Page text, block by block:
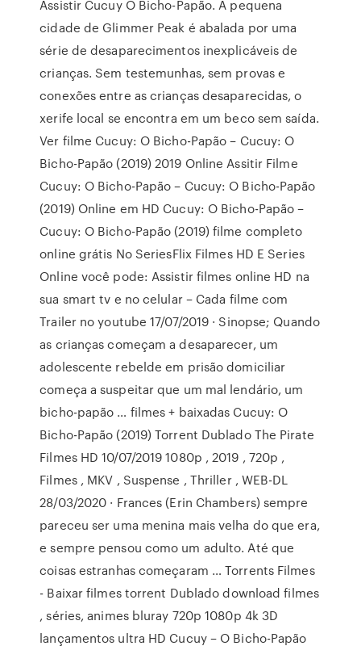
Assistir Cucuy O Bicho-Papão. A pequena
cidade de Glimmer Peak é abalada por uma
série de desaparecimentos inexplicáveis de
crianças. Sem testemunhas, sem provas e
conexões entre as crianças desaparecidas, o
xerife local se encontra em um beco sem saída.
Ver filme Cucuy: O Bicho-Papão – Cucuy: O
Bicho-Papão (2019) 2019 Online Assitir Filme
Cucuy: O Bicho-Papão – Cucuy: O Bicho-Papão
(2019) Online em HD Cucuy: O Bicho-Papão –
Cucuy: O Bicho-Papão (2019) filme completo
online grátis No SeriesFlix Filmes HD E Series
Online você pode: Assistir filmes online HD na
sua smart tv e no celular – Cada filme com
Trailer no youtube 17/07/2019 · Sinopse; Quando
as crianças começam a desaparecer, um
adolescente rebelde em prisão domiciliar
começa a suspeitar que um mal lendário, um
bicho-papão … filmes + baixadas Cucuy: O
Bicho-Papão (2019) Torrent Dublado The Pirate
Filmes HD 10/07/2019 1080p , 2019 , 720p ,
Filmes , MKV , Suspense , Thriller , WEB-DL
28/03/2020 · Frances (Erin Chambers) sempre
pareceu ser uma menina mais velha do que era,
e sempre pensou como um adulto. Até que
coisas estranhas começaram … Torrents Filmes
- Baixar filmes torrent Dublado download filmes
, séries, animes bluray 720p 1080p 4k 3D
lançamentos ultra HD Cucuy – O Bicho-Papão